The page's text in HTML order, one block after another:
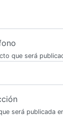
que será
será publicada